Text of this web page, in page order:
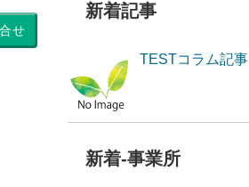
せ
新着記事
TESTコラム記事
新着-事業所